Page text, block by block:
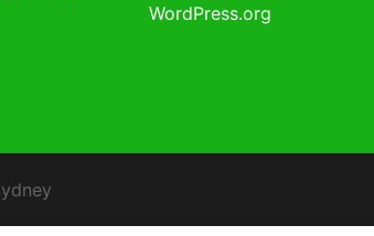
WordPress.org